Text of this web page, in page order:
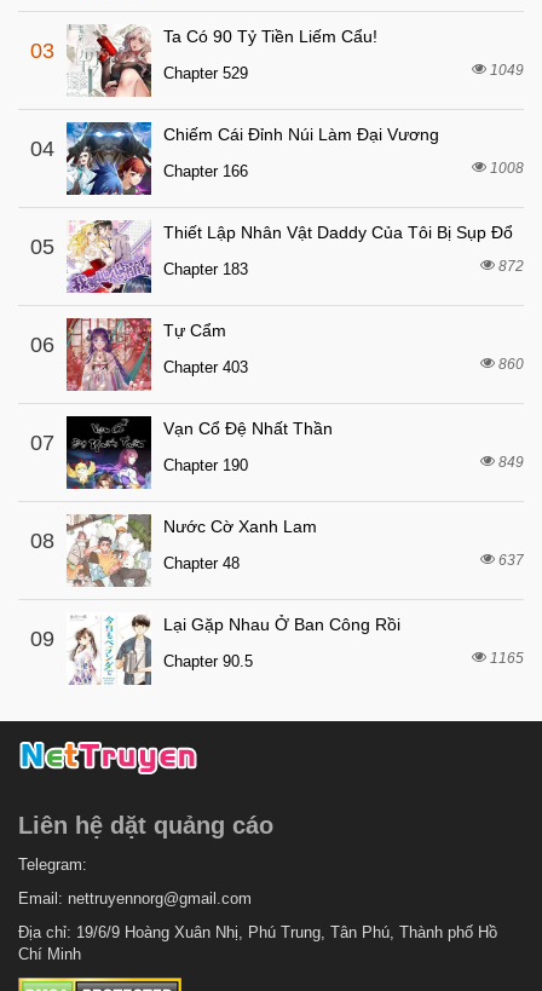
Chapter 15 7 tháng trước
Chapter 14
Chapter 13 7 tháng trước
Chapter 12 7 tháng trước
Chapter 11
Chapter 10 7 tháng trước
Chapter 9
Chapter 8 7 tháng trước
Chapter 7
Chapter 6
Chapter 5 7 tháng trước
Chapter 4
Chapter 3 7 tháng trước
Chapter 2
Chapter 1
03
Ta Có 90 Tỷ Tiền Liếm Cẩu!
Chapter 529 1049
04
Chiếm Cái Đỉnh Núi Làm Đại Vương
Chapter 166 1008
05
Thiết Lập Nhân Vật Daddy Của Tôi Bị Sụp Đổ
Chapter 183 872
06
Tự Cẩm
Chapter 403 860
07
Vạn Cổ Đệ Nhất Thần
Chapter 190 849
08
Nước Cờ Xanh Lam
Chapter 48 637
09
Lại Gặp Nhau Ở Ban Công Rồi
Chapter 90.5 1165
Liên hệ dặt quảng cáo
Telegram:
Email: nettruyennorg@gmail.com
Địa chỉ: 19/6/9 Hoàng Xuân Nhị, Phú Trung, Tân Phú, Thành phố Hồ
Chí Minh